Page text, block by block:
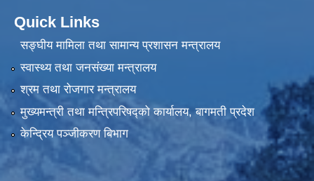
Quick Links
सङ्घीय मामिला तथा सामान्य प्रशासन मन्त्रालय
स्वास्थ्य तथा जनसंख्या मन्त्रालय
श्रम तथा रोजगार मन्त्रालय
मुख्यमन्त्री तथा मन्त्रिपरिषद्को कार्यालय, बागमती प्रदेश
केन्द्रिय पञ्जीकरण बिभाग